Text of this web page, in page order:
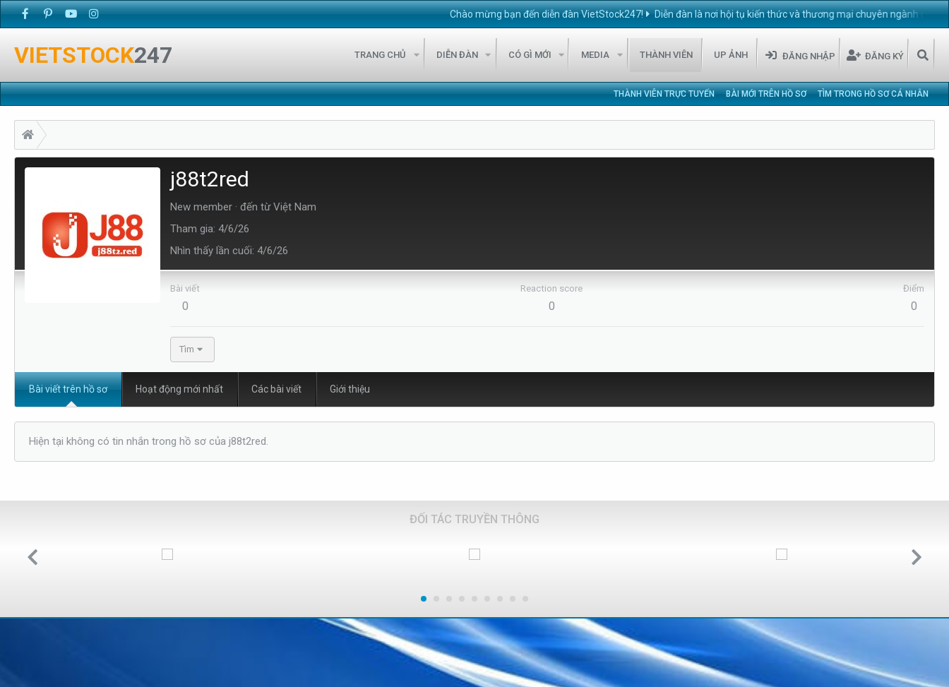
Chào mừng bạn đến diễn đàn VietStock247! Diễn đàn là nơi hội tụ kiến thức và thương mại chuyên ngành chăn nuôi thú
VIETSTOCK247 TRANG CHỦ DIỄN ĐÀN CÓ GÌ MỚI MEDIA THÀNH VIÊN UP ẢNH ĐĂNG NHẬP ĐĂNG KÝ
THÀNH VIÊN TRỰC TUYẾN BÀI MỚI TRÊN HỒ SƠ TÌM TRONG HỒ SƠ CÁ NHÂN
j88t2red
New member · đến từ Việt Nam
Tham gia 4/6/26
Nhìn thấy lần cuối 4/6/26
Bài viết
0
Reaction score
0
Điểm
0
Tìm
Bài viết trên hồ sơ Hoạt động mới nhất Các bài viết Giới thiệu
Hiện tại không có tin nhắn trong hồ sơ của j88t2red.
ĐỐI TÁC TRUYỀN THÔNG